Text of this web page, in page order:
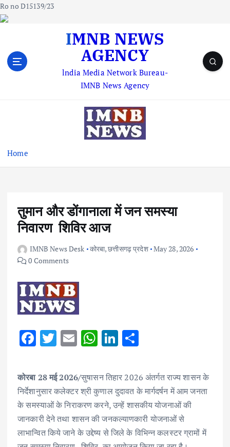
Ro no D15139/23
IMNB NEWS
AGENCY
lndia Media Network Bureau-
IMNB News Agency
Home
तुमान और डोंगानाला में जन समस्या
निवारण शिविर आज
IMNB News Desk कोरबा,छत्तीसगढ़ प्रदेश May 28, 2026
0 Comments
F
e
b
o
o
k
T
it
te
r
E
ai
l
W
at
s
A
p
p
Li
k
e
dI
n
ar
e
कोरबा 28 मई 2026/सुषासन तिहार 2026 अंतर्गत राज्य शासन के
निर्देशानुसार कलेक्टर श्री कुणाल दुदावत के मार्गदर्षन में आम जनता
के समस्याओं के निराकरण करने, उन्हें शासकीय योजनाओं की
जानकारी देने तथा शासन की जनकल्याणकारी योजनाओं से
लाभान्वित किये जाने के उद्देष्य से जिले के विभिन्न कलस्टर ग्रामों में